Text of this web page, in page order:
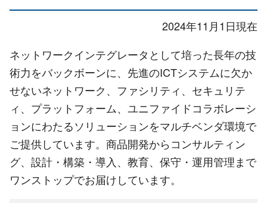
2024年11月1日現在
ネットワークインテグレータとして培った長年の技
術力をバックボーンに、先進のICTシステムに欠か
せないネットワーク、ファシリティ、セキュリテ
ィ、プラットフォーム、ユニファイドコラボレーシ
ョンにわたるソリューションをマルチベンダ環境で
ご提供しています。商品開発からコンサルティン
グ、設計・構築・導入、教育、保守・運用管理まで
ワンストップでお届けしています。